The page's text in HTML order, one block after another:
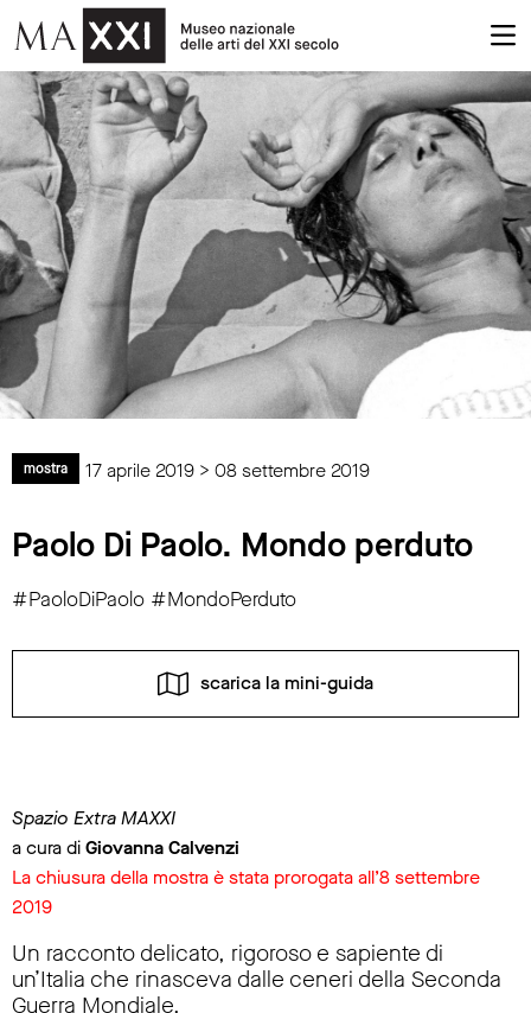
mostra 17 aprile 2019 > 08 settembre 2019
Paolo Di Paolo. Mondo perduto
#PaoloDiPaolo #MondoPerduto
scarica la mini-guida
Spazio Extra MAXXI
a cura diGiovanna Calvenzi
La chiusura della mostra è stata prorogata all’8 settembre
2019
Un racconto delicato, rigoroso e sapiente di
un’Italia che rinasceva dalle ceneri della Seconda
Guerra Mondiale.